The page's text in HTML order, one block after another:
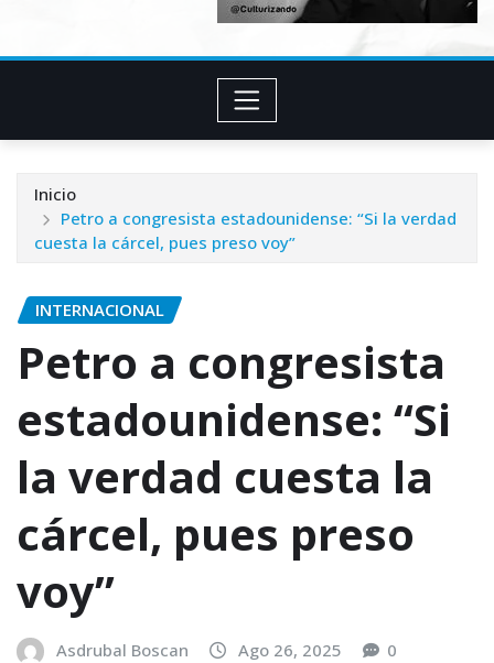
Inicio
Petro a congresista estadounidense: “Si la verdad
cuesta la cárcel, pues preso voy”
INTERNACIONAL
Petro a congresista
estadounidense: “Si
la verdad cuesta la
cárcel, pues preso
voy”
Asdrubal Boscan Ago 26, 2025 0